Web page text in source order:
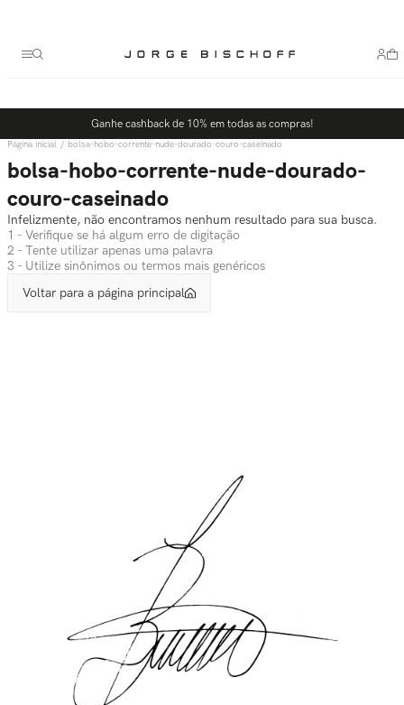
Ganhe cashback de 10% em todas as compras!
bolsa-hobo-corrente-nude-dourado-couro-caseinado
bolsa-hobo-corrente-nude-dourado-
couro-caseinado
Infelizmente, não encontramos nenhum resultado para sua busca.
1 - Verifique se há algum erro de digitação
2 - Tente utilizar apenas uma palavra
3 - Utilize sinônimos ou termos mais genéricos
Voltar para a página principal
º bota